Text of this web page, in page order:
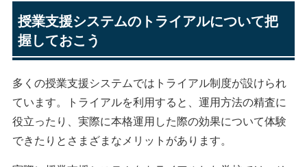
授業支援システムのトライアルについて把
握しておこう
多くの授業支援システムではトライアル制度が設けられ
ています。トライアルを利用すると、運用方法の精査に
役立ったり、実際に本格運用した際の効果について体験
できたりとさまざまなメリットがあります。